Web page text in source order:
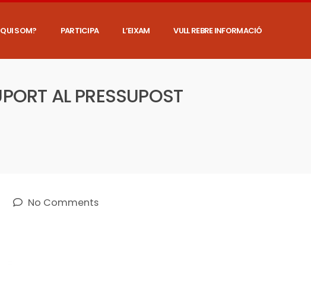
QUI SOM? PARTICIPA L’EIXAM VULL REBRE INFORMACIÓ
AL PRESSUPOST
No Comments